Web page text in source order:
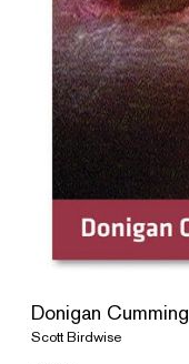
Donigan Cumming
Scott Birdwise